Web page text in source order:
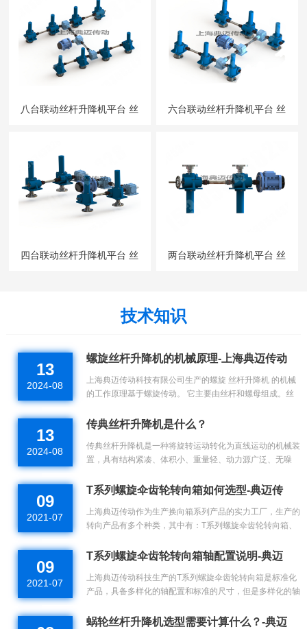
八台联动丝杆升降机平台 丝 六台联动丝杆升降机平台 丝
四台联动丝杆升降机平台 丝 两台联动丝杆升降机平台 丝
技术知识
13
2024-08
螺旋丝杆升降机的机械原理-上海典迈传动
上海典迈传动科技有限公司生产的螺旋 丝杆升降机 的机械
的工作原理基于螺旋传动。 它主要由丝杆和螺母组成。丝
合。当丝杆...
13
2024-08
传典丝杆升降机是什么？
传典丝杆升降机是一种将旋转运动转化为直线运动的机械装
置，具有结构紧凑、体积小、重量轻、动力源广泛、无噪
优点。...
09
2021-07
T系列螺旋伞齿轮转向箱如何选型-典迈传
上海典迈传动作为生产换向箱系列产品的实力工厂，生产的
转向产品有多个种类，其中有：T系列螺旋伞齿轮转向箱、
泛，可选择的装...
09
2021-07
T系列螺旋伞齿轮转向箱轴配置说明-典迈
上海典迈传动科技生产的T系列螺旋伞齿轮转向箱是标准化
产品，具备多样化的轴配置和标准的尺寸，但是多样化的轴
都是用大...
蜗轮丝杆升降机选型需要计算什么？-典迈